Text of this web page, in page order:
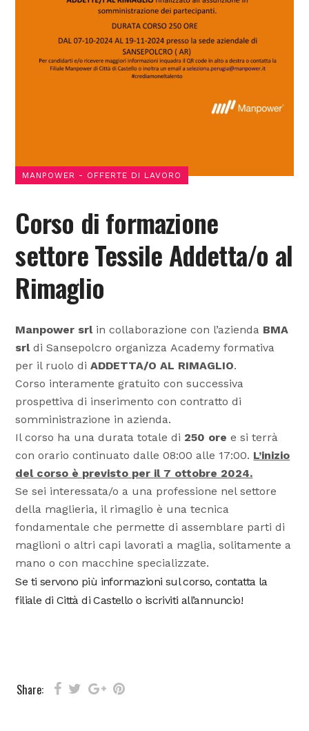
MANPOWER - OFFERTE DI LAVORO
Corso di formazione
settore Tessile Addetta/o al
Rimaglio
Manpower srlin collaborazione con l’azienda BMA
srldi Sansepolcro organizza Academy formativa
per il ruolo di ADDETTA/O AL RIMAGLIO.
Corso interamente gratuito con successiva
prospettiva di inserimento con contratto di
somministrazione in azienda.
Il corso ha una durata totale di 250 ore e si terrà
con orario continuato dalle 08:00 alle 17:00. L’inizio
del corso è previsto per il 7 ottobre 2024.
Se sei interessata/o a una professione nel settore
della maglieria, il rimaglio è una tecnica
fondamentale che permette di assemblare parti di
maglioni o altri capi lavorati a maglia, solitamente a
mano o con macchine specializzate.
Se ti servono più informazioni sul corso, contatta la
filiale di Città di Castello o iscriviti all’annuncio!
Share: